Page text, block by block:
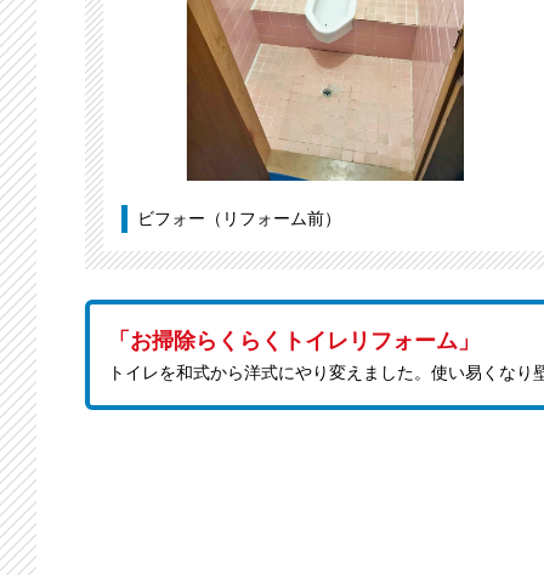
ビフォー（リフォーム前）
「お掃除らくらくトイレリフォーム」
トイレを和式から洋式にやり変えました。使い易くな